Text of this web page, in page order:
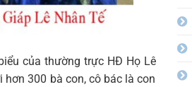
của thường trực HĐ Họ Lê
300 bà con, cô bác là con